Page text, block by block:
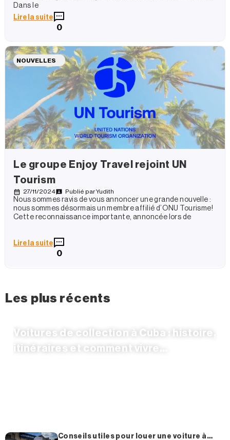
Dans le
Lire la suite
0
NOUVELLES
Le groupe Enjoy Travel rejoint UN
Tourism
27/11/2024 Publié parYudith
Nous sommes ravis de vous annoncer une grande nouvelle :
nous sommes désormais un membre affilié d’ONU Tourisme!
Cette reconnaissance importante, annoncée lors de
Lire la suite
0
Les plus récents
Voitures de collection à Cuba : histoire,
itinéraires et comment vivre
Conseils utiles pour louer une voiture à